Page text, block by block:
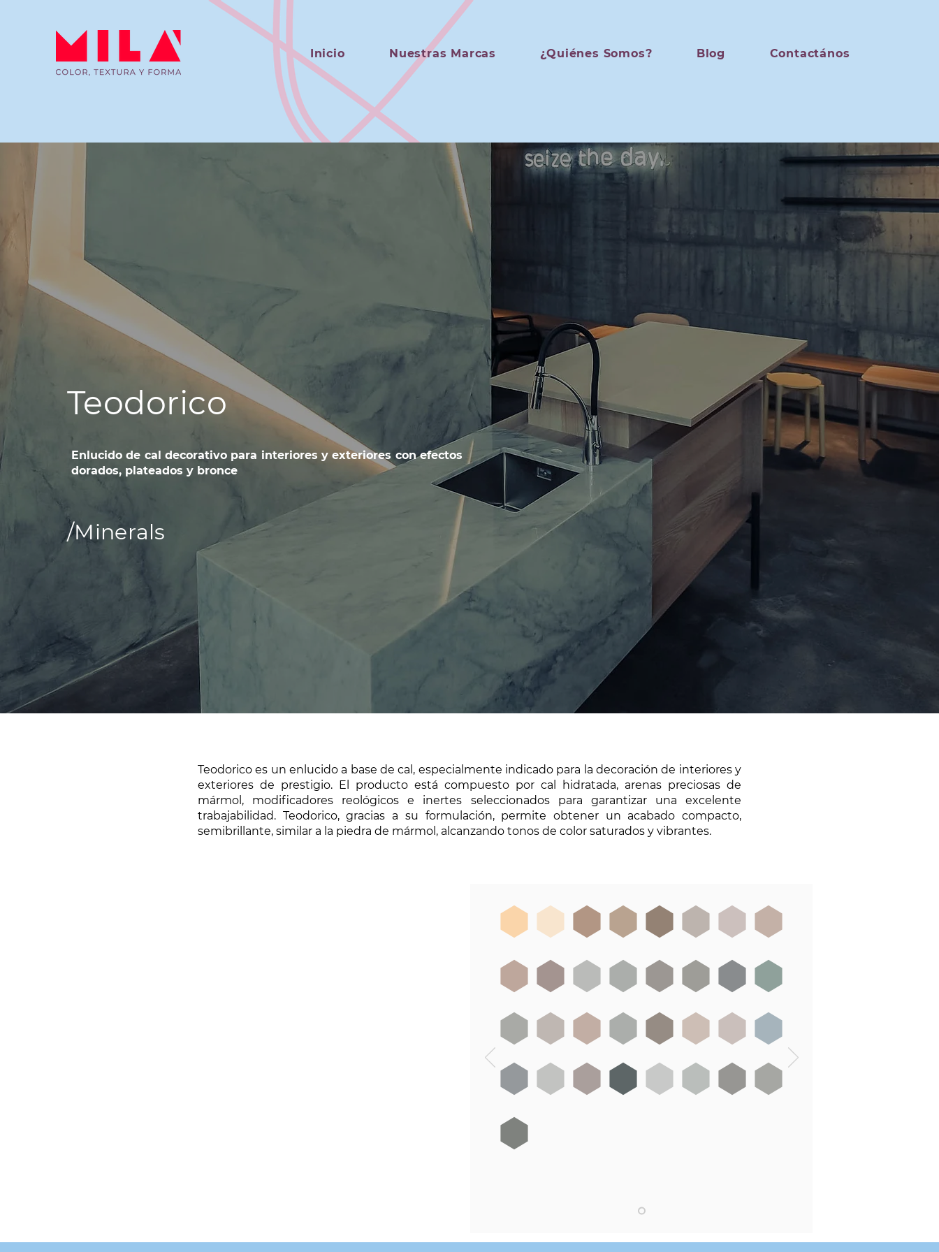
Inicio Nuestras Marcas ¿Quiénes Somos? Blog Contactános
Teodorico
Enlucido de cal decorativo para interiores y exteriores con efectos
dorados, plateados y bronce
/Minerals
Teodorico es un enlucido a base de cal, especialmente indicado para la decoración de interiores y
exteriores de prestigio. El producto está compuesto por cal hidratada, arenas preciosas de
mármol, modificadores reológicos e inertes seleccionados para garantizar una excelente
trabajabilidad. Teodorico, gracias a su formulación, permite obtener un acabado compacto,
semibrillante, similar a la piedra de mármol, alcanzando tonos de color saturados y vibrantes.